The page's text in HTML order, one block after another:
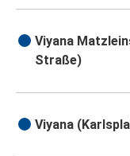
Viyana
Straße)
Viyana